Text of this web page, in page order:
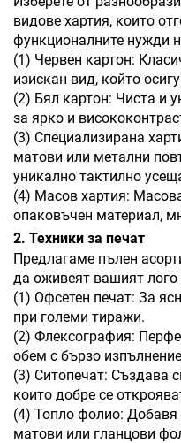
видове хартия, които
функционалните нужди
(1) Червен картон:
изискан вид, който
(2) Бял картон: Чиста и
за ярко и
(3) Специализирана
матови или метални
уникално тактилно
(4) Масов хартия:
опаковъчен материал,
2. Техники за печат
Предлагаме пълен
да оживеят вашият лого
(1) Офсетен печат: За
при големи тиражи.
(2) Флексография:
обем с бързо
(3) Ситопечат: Създава
които добре се
(4) Топло фолио: Добавя
матови или гланцови